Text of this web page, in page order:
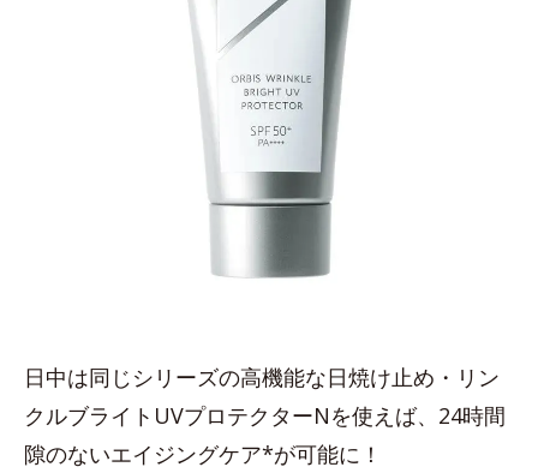
日中は同じシリーズの高機能な日焼け止め・リン
クルブライトUVプロテクターNを使えば、24時間
隙のないエイジングケア*が可能に！